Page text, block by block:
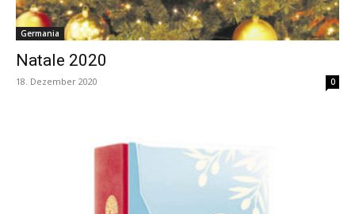
Germania
Natale 2020
18. Dezember 2020 0